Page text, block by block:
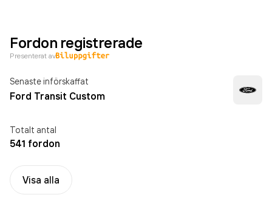
Fordon registrerade
Presenterat av
Senaste införskaffat
Ford Transit Custom
Totalt antal
541 fordon
Visa alla